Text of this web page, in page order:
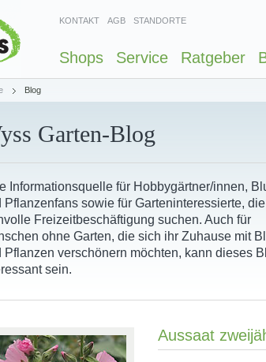
KONTAKT AGB STANDORTE
Shops Service Ratgeber
Blog
Garten-Blog
Informationsquelle für Hobbygärtner/innen,
Pflanzenfans sowie für Garteninteressierte,
Freizeitbeschäftigung suchen. Auch für
ohne Garten, die sich ihr Zuhause mit
Pflanzen verschönern möchten, kann dieses
sein.
Aussaat